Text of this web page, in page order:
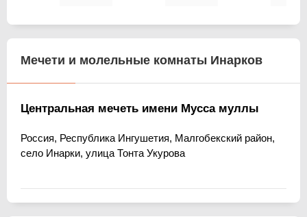
Мечети и молельные комнаты Инарков
Центральная мечеть имени Мусса муллы
Россия, Республика Ингушетия, Малгобекский район,
село Инарки, улица Тонта Укурова